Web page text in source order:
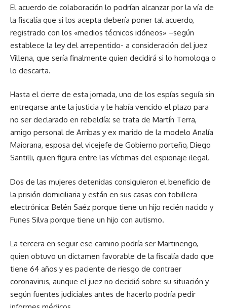
El acuerdo de colaboración lo podrían alcanzar por la vía de
la fiscalía que si los acepta debería poner tal acuerdo,
registrado con los «medios técnicos idóneos» –según
establece la ley del arrepentido- a consideración del juez
Villena, que sería finalmente quien decidirá si lo homologa o
lo descarta.
Hasta el cierre de esta jornada, uno de los espías seguía sin
entregarse ante la justicia y le había vencido el plazo para
no ser declarado en rebeldía: se trata de Martín Terra,
amigo personal de Arribas y ex marido de la modelo Analía
Maiorana, esposa del vicejefe de Gobierno porteño, Diego
Santilli, quien figura entre las víctimas del espionaje ilegal.
Dos de las mujeres detenidas consiguieron el beneficio de
la prisión domiciliaria y están en sus casas con tobillera
electrónica: Belén Saéz porque tiene un hijo recién nacido y
Funes Silva porque tiene un hijo con autismo.
La tercera en seguir ese camino podría ser Martinengo,
quien obtuvo un dictamen favorable de la fiscalía dado que
tiene 64 años y es paciente de riesgo de contraer
coronavirus, aunque el juez no decidió sobre su situación y
según fuentes judiciales antes de hacerlo podría pedir